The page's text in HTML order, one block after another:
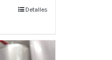
Detalles